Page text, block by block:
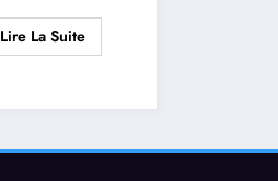
Lire La Suite